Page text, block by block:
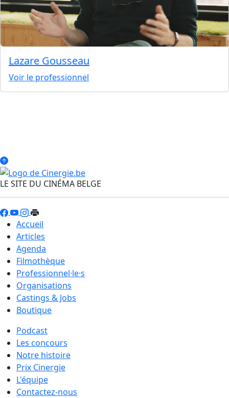
Lazare Gousseau
Voir le professionnel
LE SITE DU CINÉMA BELGE
Accueil
Articles
Agenda
Filmothèque
Professionnel·le·s
Organisations
Castings & Jobs
Boutique
Podcast
Les concours
Notre histoire
Prix Cinergie
L'équipe
Contactez-nous